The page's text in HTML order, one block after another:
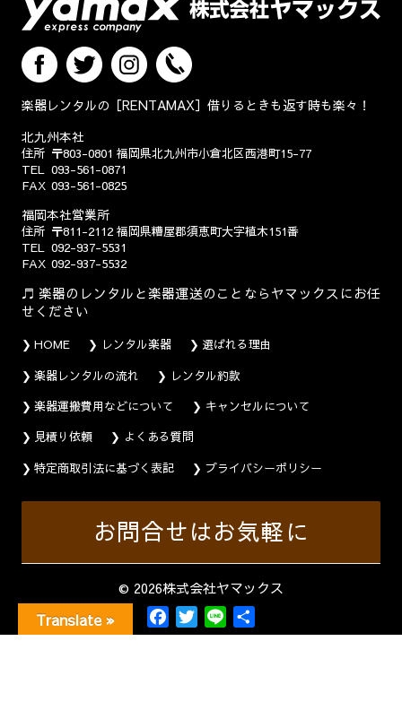
楽器レンタルの［RENTAMAX］借りるときも返す時も楽々！
北九州本社
住所 〒803-0801 福岡県北九州市小倉北区西港町15-77
TEL 093-561-0871
FAX 093-561-0825
福岡本社営業所
住所 〒811-2112 福岡県糟屋郡須恵町大字植木151番
TEL 092-937-5531
FAX 092-937-5532
楽器のレンタルと楽器運送のことならヤマックスにお任
せください
HOME レンタル楽器
選ばれる理由
楽器レンタルの流れ
レンタル約款
楽器運搬費用などについて
キャンセルについて
見積り依頼
よくある質問
特定商取引法に基づく表記
プライバシーポリシー
お問合せはお気軽に
© 2026株式会社ヤマックス
F
a
T
w
L
Translate »